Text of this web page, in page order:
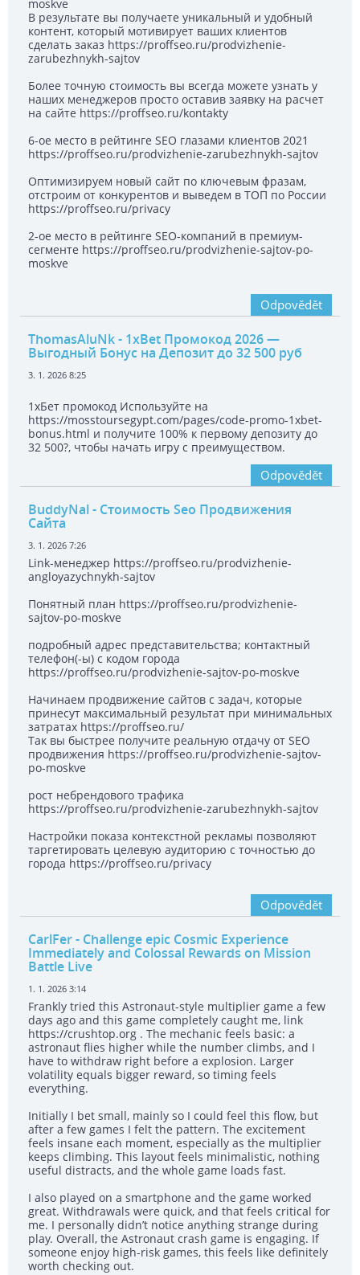
moskve
В результате вы получаете уникальный и удобный
контент, который мотивирует ваших клиентов
сделать заказ https://proffseo.ru/prodvizhenie-
zarubezhnykh-sajtov
Более точную стоимость вы всегда можете узнать у
наших менеджеров просто оставив заявку на расчет
на сайте https://proffseo.ru/kontakty
6-ое место в рейтинге SEO глазами клиентов 2021
https://proffseo.ru/prodvizhenie-zarubezhnykh-sajtov
Оптимизируем новый сайт по ключевым фразам,
отстроим от конкурентов и выведем в ТОП по России
https://proffseo.ru/privacy
2-ое место в рейтинге SEO-компаний в премиум-
сегменте https://proffseo.ru/prodvizhenie-sajtov-po-
moskve
Odpovědět
ThomasAluNk- 1xBet Промокод 2026 —
Выгодный Бонус на Депозит до 32 500 руб
3. 1. 2026 8:25
1хБет промокод Используйте на
https://mosstoursegypt.com/pages/code-promo-1xbet-
bonus.html и получите 100% к первому депозиту до
32 500?, чтобы начать игру с преимуществом.
Odpovědět
BuddyNal- Стоимость Seo Продвижения
Сайта
3. 1. 2026 7:26
Link-менеджер https://proffseo.ru/prodvizhenie-
angloyazychnykh-sajtov
Понятный план https://proffseo.ru/prodvizhenie-
sajtov-po-moskve
подробный адрес представительства; контактный
телефон(-ы) с кодом города
https://proffseo.ru/prodvizhenie-sajtov-po-moskve
Начинаем продвижение сайтов с задач, которые
принесут максимальный результат при минимальных
затратах https://proffseo.ru/
Так вы быстрее получите реальную отдачу от SEO
продвижения https://proffseo.ru/prodvizhenie-sajtov-
po-moskve
рост небрендового трафика
https://proffseo.ru/prodvizhenie-zarubezhnykh-sajtov
Настройки показа контекстной рекламы позволяют
таргетировать целевую аудиторию с точностью до
города https://proffseo.ru/privacy
Odpovědět
CarlFer- Challenge epic Cosmic Experience
Immediately and Colossal Rewards on Mission
Battle Live
1. 1. 2026 3:14
Frankly tried this Astronaut-style multiplier game a few
days ago and this game completely caught me, link
https://crushtop.org . The mechanic feels basic: a
astronaut flies higher while the number climbs, and I
have to withdraw right before a explosion. Larger
volatility equals bigger reward, so timing feels
everything.
Initially I bet small, mainly so I could feel this flow, but
after a few games I felt the pattern. The excitement
feels insane each moment, especially as the multiplier
keeps climbing. This layout feels minimalistic, nothing
useful distracts, and the whole game loads fast.
I also played on a smartphone and the game worked
great. Withdrawals were quick, and that feels critical for
me. I personally didn’t notice anything strange during
play. Overall, the Astronaut crash game is engaging. If
someone enjoy high-risk games, this feels like definitely
worth checking out.